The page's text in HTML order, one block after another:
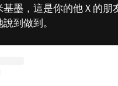
基墨，這是你的他Ｘ的朋
到做到。